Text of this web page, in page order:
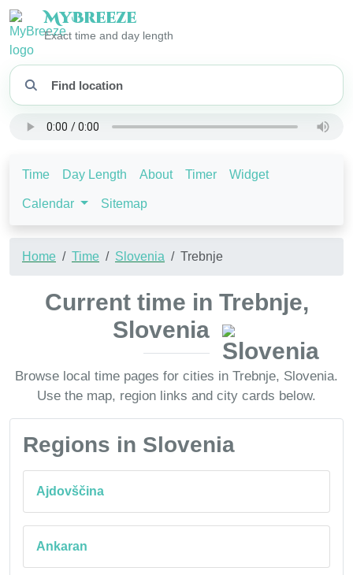
MyBreeze
Exact time and day length
Time Day Length About Timer Widget
Calendar Sitemap
Home Time Slovenia Trebnje
Current time in Trebnje,
Slovenia
Browse local time pages for cities in Trebnje, Slovenia.
Use the map, region links and city cards below.
Regions in Slovenia
Ajdovščina
Ankaran